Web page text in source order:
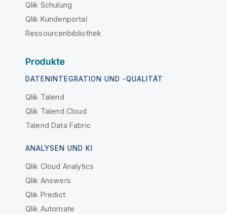
Qlik Schulung
Qlik Kundenportal
Ressourcenbibliothek
Produkte
DATENINTEGRATION UND -QUALITÄT
Qlik Talend
Qlik Talend Cloud
Talend Data Fabric
ANALYSEN UND KI
Qlik Cloud Analytics
Qlik Answers
Qlik Predict
Qlik Automate